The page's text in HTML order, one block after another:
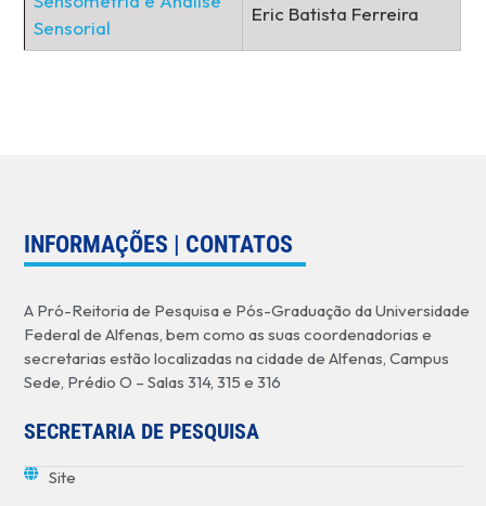
Sensorial
Eric Batista Ferreira
INFORMAÇÕES | CONTATOS
A Pró-Reitoria de Pesquisa e Pós-Graduação da Universidade
Federal de Alfenas, bem como as suas coordenadorias e
secretarias estão localizadas na cidade de Alfenas, Campus
Sede, Prédio O – Salas 314, 315 e 316
SECRETARIA DE PESQUISA
Site